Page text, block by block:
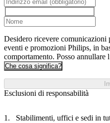
Desidero ricevere
eventi e promozioni Philips, in
comportamento. Posso annullare
Che cosa significa?
Esclusioni di responsabilità
Stabilimenti, uffici e sedi in